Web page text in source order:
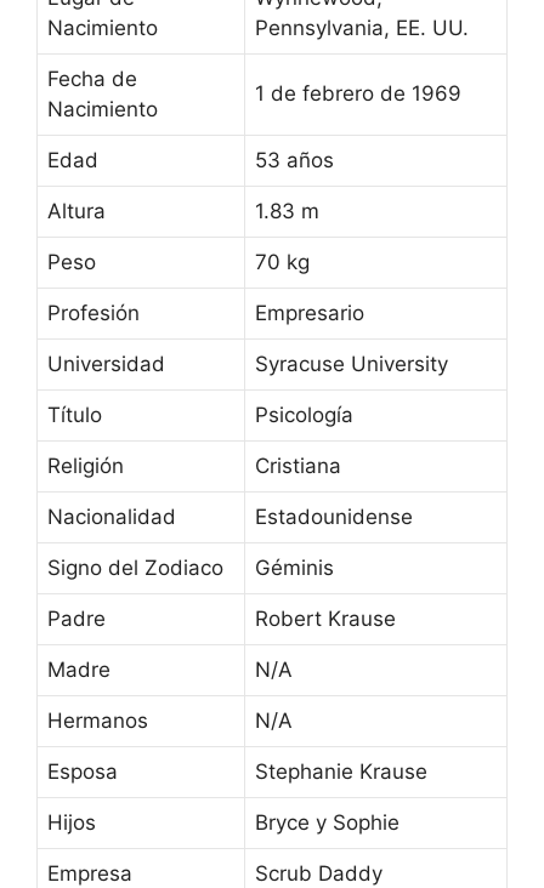
Nacimiento
Pennsylvania, EE. UU.
Fecha de
Nacimiento
1 de febrero de 1969
Edad 53 años
Altura 1.83 m
Peso 70 kg
Profesión Empresario
Universidad Syracuse University
Título Psicología
Religión Cristiana
Nacionalidad Estadounidense
Signo del Zodiaco Géminis
Padre Robert Krause
Madre N/A
Hermanos N/A
Esposa Stephanie Krause
Hijos Bryce y Sophie
Empresa Scrub Daddy